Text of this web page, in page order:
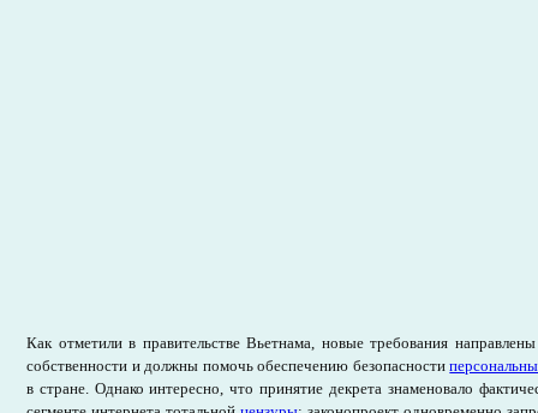
Как отметили в правительстве Вьетнама, новые требования
собственности и должны помочь обеспечению безопасности
в стране. Однако интересно, что принятие декрета знаменовало